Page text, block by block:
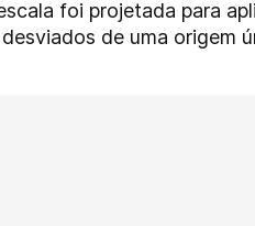
foi projetada para
de uma origem